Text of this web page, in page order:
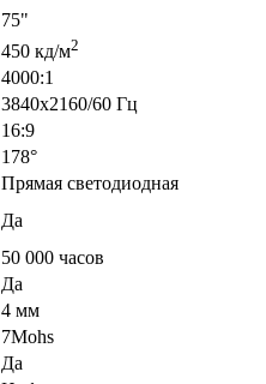
75"
450 кд/м2
4000:1
3840х2160/60 Гц
16:9
178°
Прямая светодиодная
Да
50 000 часов
Да
4 мм
7Mohs
Да